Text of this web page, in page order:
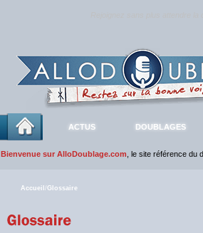
ACTUS DOUBLAGES
Bienvenue sur AlloDoublage.com , le site référence du
Accueil /Glossaire